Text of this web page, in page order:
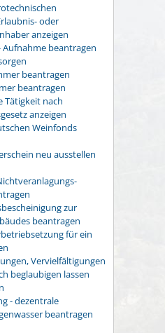
oder
anzeigen
beantragen
beantragen
beantragen
Tätigkeit nach
anzeigen
Weinfonds
neu ausstellen
zur
beantragen
für ein
Vervielfältigungen
beglaubigen lassen
- dezentrale
beantragen